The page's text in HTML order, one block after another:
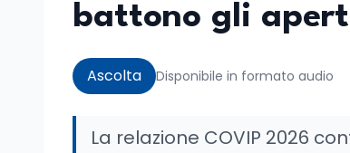
battono gli
Ascolta Disponibile in formato audio
La relazione COVIP 2026